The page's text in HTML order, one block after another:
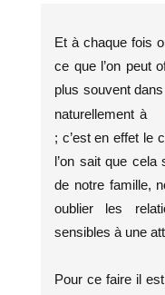
Et à chaque fois
ce que l’on peut
plus souvent
naturellement à
; c’est en effet le
l’on sait que
de notre famille,
oublier les
sensibles à une
Pour ce faire il